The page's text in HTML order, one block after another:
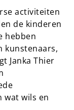
activiteiten
de kinderen
hebben
kunstenaars,
Janka Thier
wat wils en